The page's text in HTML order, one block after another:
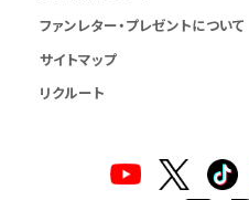
ファンレター・プレゼントについて
サイトマップ
リクルート